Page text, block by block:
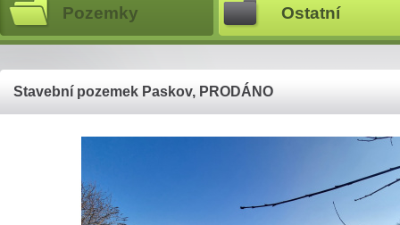
Pozemky Ostatní
Stavební pozemek Paskov, PRODÁNO